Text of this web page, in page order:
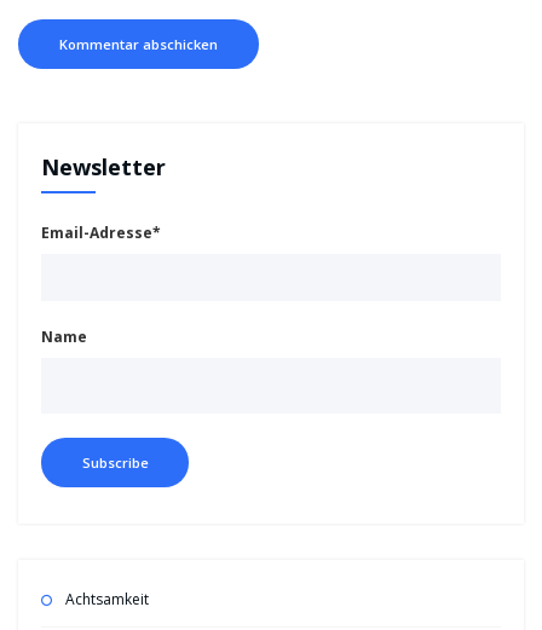
Newsletter
Email-Adresse*
Name
Achtsamkeit